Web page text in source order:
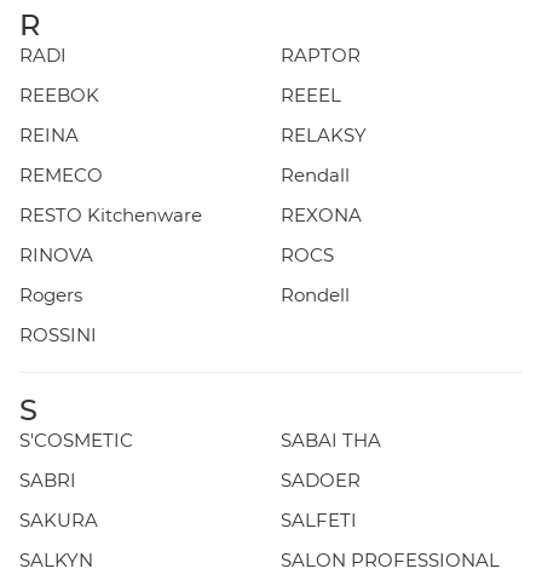
R
RADI
RAPTOR
REEBOK
REEEL
REINA
RELAKSY
REMECO
Rendall
RESTO Kitchenware
REXONA
RINOVA
ROCS
Rogers
Rondell
ROSSINI
S
S'COSMETIC
SABAI THA
SABRI
SADOER
SAKURA
SALFETI
SALKYN
SALON PROFESSIONAL